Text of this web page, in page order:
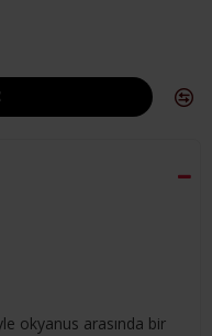
okyanus arasında bir